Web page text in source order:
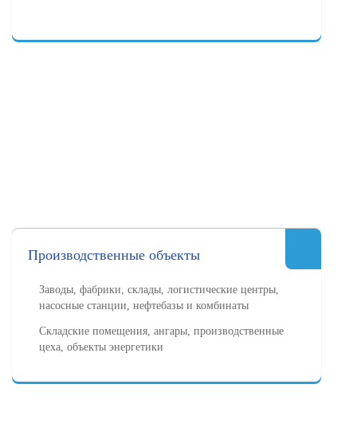
Производственные объекты
Заводы, фабрики, склады, логистические центры,
насосные станции, нефтебазы и комбинаты
Складские помещения, ангары, производственные
цеха, объекты энергетики